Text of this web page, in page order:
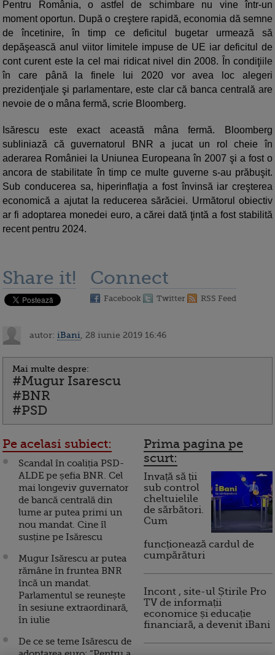
Pentru România, o astfel de schimbare nu vine într-un
moment oportun. După o creştere rapidă, economia dă semne
de încetinire, în timp ce deficitul bugetar urmează să
depăşească anul viitor limitele impuse de UE iar deficitul de
cont curent este la cel mai ridicat nivel din 2008. În condiţiile
în care până la finele lui 2020 vor avea loc alegeri
prezidenţiale şi parlamentare, este clar că banca centrală are
nevoie de o mâna fermă, scrie Bloomberg.
Isărescu este exact această mâna fermă. Bloomberg
subliniază că guvernatorul BNR a jucat un rol cheie în
aderarea României la Uniunea Europeana în 2007 şi a fost o
ancora de stabilitate în timp ce multe guverne s-au prăbuşit.
Sub conducerea sa, hiperinflaţia a fost învinsă iar creşterea
economică a ajutat la reducerea sărăciei. Următorul obiectiv
ar fi adoptarea monedei euro, a cărei dată ţintă a fost stabilită
recent pentru 2024.
Share it! Connect
Facebook Twitter RSS Feed
autor: iBani , 28 iunie 2019 16:46
Mai multe despre:
#Mugur Isarescu
#BNR
#PSD
Pe acelasi subiect:
Scandal în coaliția PSD-
ALDE pe șefia BNR. Cel
mai longeviv guvernator
de bancă centrală din
lume ar putea primi un
nou mandat. Cine îl
susține pe Isărescu
Mugur Isărescu ar putea
rămâne în fruntea BNR
încă un mandat.
Parlamentul se reunește
în sesiune extraordinară,
în iulie
De ce se teme Isărescu de
Prima pagina pe
scurt:
Invață să ții
sub control
cheltuielile
de sărbători.
Cum
funcționează cardul de
cumpărături
Incont , site-ul Știrile Pro
TV de informații
economice și educație
financiară, a devenit iBani